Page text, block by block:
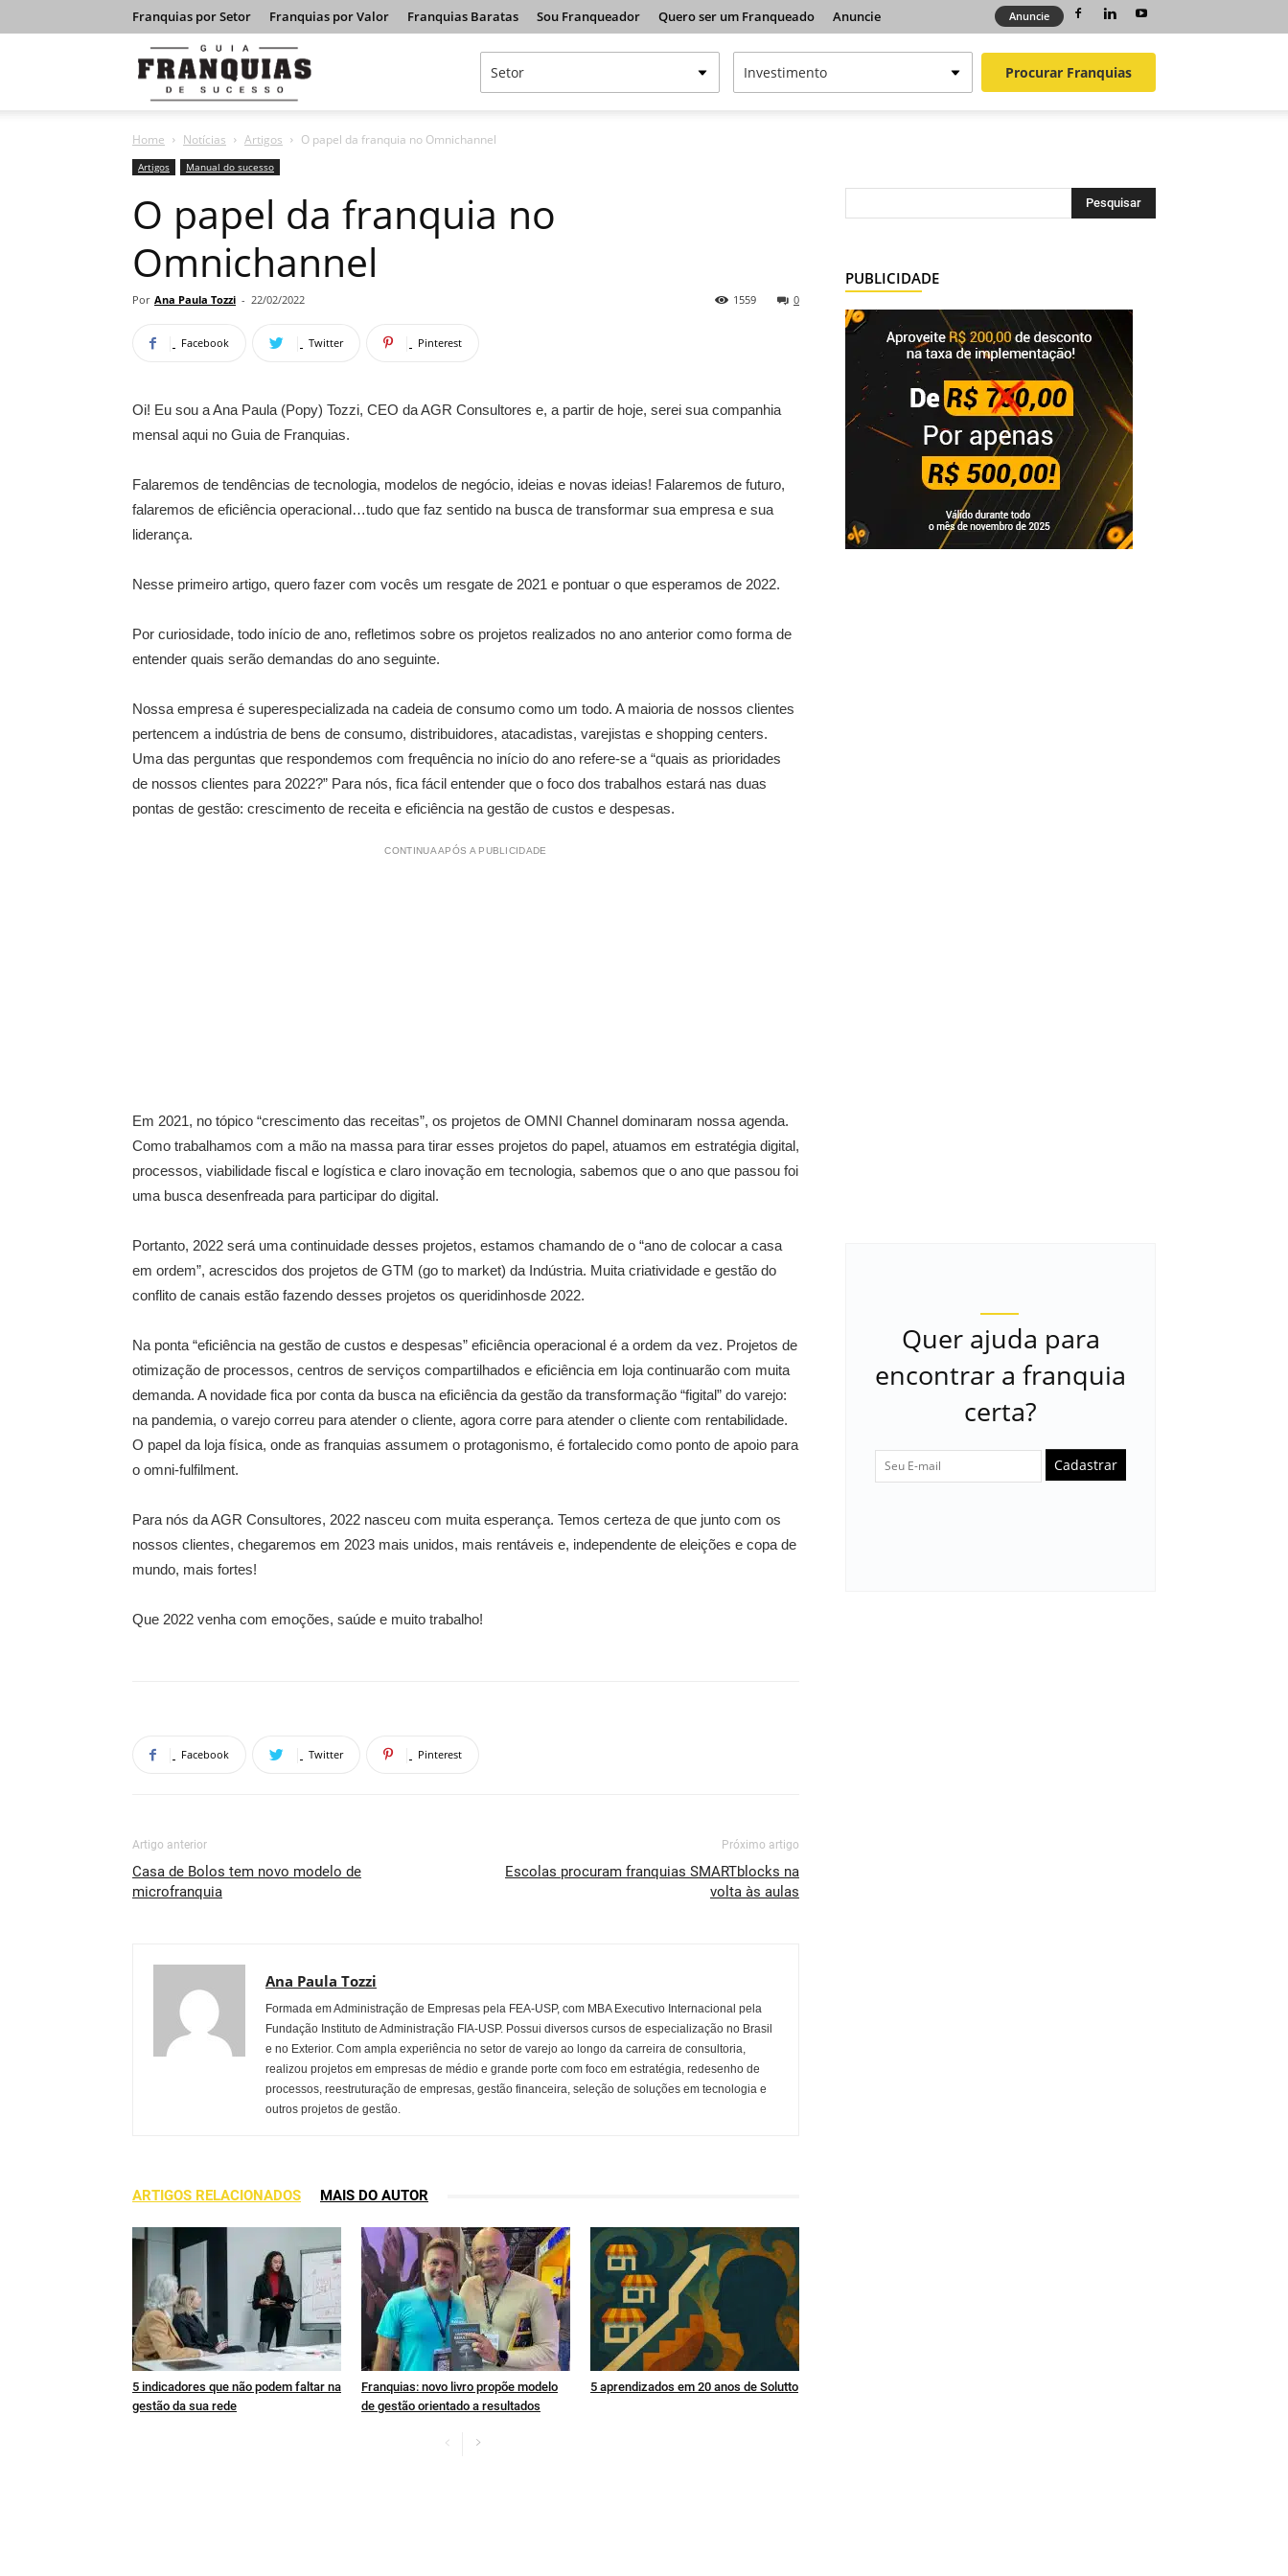
Franquias por Setor Franquias por Valor Franquias Baratas Sou Franqueador Quero ser um Franqueado Anuncie Anuncie
Franquias
de
Procurar Franquias
Home Notícias Artigos O papel da franquia no Omnichannel
Artigos Manual do sucesso
O papel da franquia no
Omnichannel
Por Ana Paula Tozzi - 22/02/2022 0
1559
Facebook Twitter Pinterest
Oi! Eu sou a Ana Paula (Popy) Tozzi, CEO da AGR Consultores e, a partir de hoje, serei sua companhia
mensal aqui no Guia de Franquias.
Falaremos de tendências de tecnologia, modelos de negócio, ideias e novas ideias! Falaremos de futuro,
falaremos de eficiência operacional…tudo que faz sentido na busca de transformar sua empresa e sua
liderança.
Nesse primeiro artigo, quero fazer com vocês um resgate de 2021 e pontuar o que esperamos de 2022.
Por curiosidade, todo início de ano, refletimos sobre os projetos realizados no ano anterior como forma de
entender quais serão demandas do ano seguinte.
Nossa empresa é superespecializada na cadeia de consumo como um todo. A maioria de nossos clientes
pertencem a indústria de bens de consumo, distribuidores, atacadistas, varejistas e shopping centers.
Uma das perguntas que respondemos com frequência no início do ano refere-se a “quais as prioridades
de nossos clientes para 2022?” Para nós, fica fácil entender que o foco dos trabalhos estará nas duas
pontas de gestão: crescimento de receita e eficiência na gestão de custos e despesas.
CONTINUA APÓS A PUBLICIDADE
Em 2021, no tópico “crescimento das receitas”, os projetos de OMNI Channel dominaram nossa agenda.
Como trabalhamos com a mão na massa para tirar esses projetos do papel, atuamos em estratégia digital,
processos, viabilidade fiscal e logística e claro inovação em tecnologia, sabemos que o ano que passou foi
uma busca desenfreada para participar do digital.
Portanto, 2022 será uma continuidade desses projetos, estamos chamando de o “ano de colocar a casa
em ordem”, acrescidos dos projetos de GTM (go to market) da Indústria. Muita criatividade e gestão do
conflito de canais estão fazendo desses projetos os queridinhosde 2022.
Na ponta “eficiência na gestão de custos e despesas” eficiência operacional é a ordem da vez. Projetos de
otimização de processos, centros de serviços compartilhados e eficiência em loja continuarão com muita
demanda. A novidade fica por conta da busca na eficiência da gestão da transformação “figital” do varejo:
na pandemia, o varejo correu para atender o cliente, agora corre para atender o cliente com rentabilidade.
O papel da loja física, onde as franquias assumem o protagonismo, é fortalecido como ponto de apoio para
o omni-fulfilment.
Para nós da AGR Consultores, 2022 nasceu com muita esperança. Temos certeza de que junto com os
nossos clientes, chegaremos em 2023 mais unidos, mais rentáveis e, independente de eleições e copa de
mundo, mais fortes!
Que 2022 venha com emoções, saúde e muito trabalho!
Facebook Twitter Pinterest
Artigo anterior
Casa de Bolos tem novo modelo de
microfranquia
Próximo artigo
Escolas procuram franquias SMARTblocks na
volta às aulas
Ana Paula Tozzi
Formada em Administração de Empresas pela FEA-USP, com MBA Executivo Internacional pela
Fundação Instituto de Administração FIA-USP. Possui diversos cursos de especialização no Brasil
e no Exterior. Com ampla experiência no setor de varejo ao longo da carreira de consultoria,
realizou projetos em empresas de médio e grande porte com foco em estratégia, redesenho de
processos, reestruturação de empresas, gestão financeira, seleção de soluções em tecnologia e
outros projetos de gestão.
ARTIGOS RELACIONADOS MAIS DO AUTOR
5 indicadores que não podem faltar na
gestão da sua rede
Franquias: novo livro propõe modelo
de gestão orientado a resultados
5 aprendizados em 20 anos de Solutto
PUBLICIDADE
Quer ajuda para
encontrar a franquia
certa?
Cadastrar